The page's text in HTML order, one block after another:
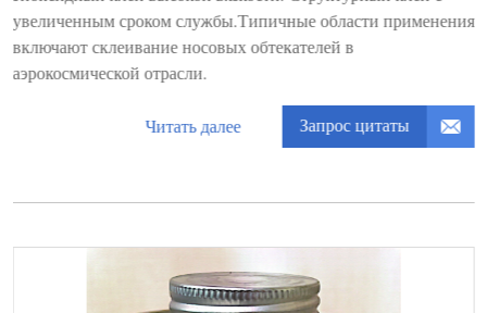
увеличенным сроком службы.Типичные области применения
включают склеивание носовых обтекателей в
аэрокосмической отрасли.
Читать далее Запрос цитаты